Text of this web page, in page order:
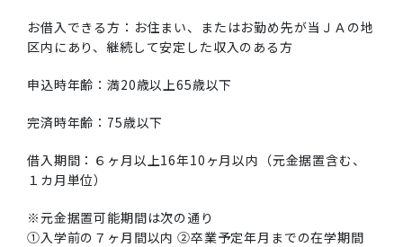
お借入できる方：お住まい、またはお勤め先が当ＪＡの地
区内にあり、継続して安定した収入のある方
申込時年齢：満20歳以上65歳以下
完済時年齢：75歳以下
借入期間：６ヶ月以上16年10ヶ月以内（元金据置含む、
１カ月単位）
※元金据置可能期間は次の通り
①入学前の７ヶ月間以内 ②卒業予定年月までの在学期間